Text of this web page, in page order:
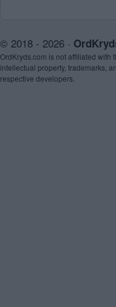
© 2018 - 2026 ·
OrdKryds.com is not affiliated with
intellectual property, trademarks,
respective developers.